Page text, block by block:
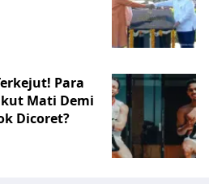
Para
Mati Demi
Dicoret?